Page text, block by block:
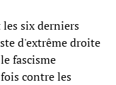
six derniers
d'extrême droite
fascisme
contre les